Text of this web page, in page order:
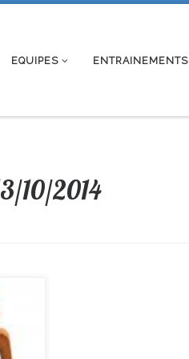
EQUIPES ENTRAINEMENTS
10/2014
et